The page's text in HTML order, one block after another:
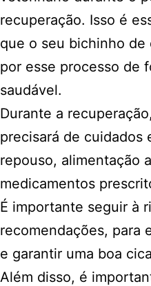
recuperação. Isso é
que o seu bichinho de
por esse processo de
saudável.
Durante a
precisará de cuidados
repouso, alimentação
medicamentos
É importante seguir à
recomendações, para
e garantir uma boa
Além disso, é